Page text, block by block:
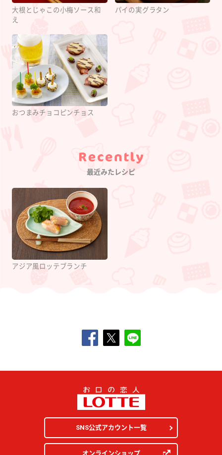
大根とじゃこの小梅ソース和
え
パイの実グラタン
おつまみチョコピンチョス
Category
最近みたレシピ
アジア風ロッテブランチ
SNS公式アカウント一覧
オンラインショップ